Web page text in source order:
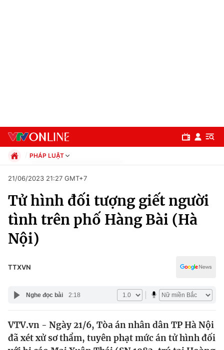
Chuyên mục
Chính trị
Thế giới
PHÁP LUẬT
Xã hội
Pháp luật
Thể thao
Truyền hình
Văn hóa - Giải trí
Giáo dục
21/06/2023 21:27 GMT+7
Tử hình đối tượng giết người
tình trên phố Hàng Bài (Hà
Nội)
TTXVN
Nghe đọc bài 2:18
VTV.vn - Ngày 21/6, Tòa án nhân dân TP Hà Nội
đã xét xử sơ thẩm, tuyên phạt mức án tử hình đối